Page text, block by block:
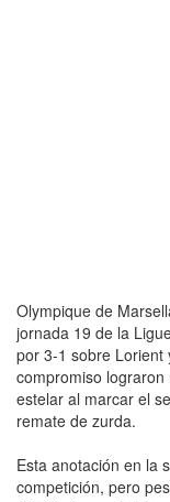
Olympique de
jornada 19 de la
por 3-1 sobre Lorient
compromiso
estelar al marcar el
remate de zurda.
Esta anotación en la
competición, pero